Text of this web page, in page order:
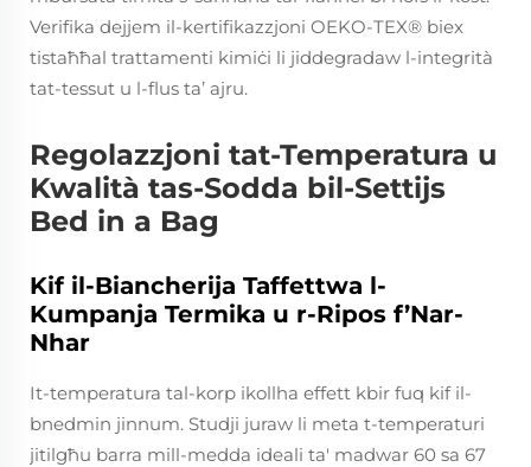
Verifika dejjem il-kertifikazzjoni OEKO-TEX® biex
tistaħħal trattamenti kimiċi li jiddegradaw l-integrità
tat-tessut u l-flus ta’ ajru.
Regolazzjoni tat-Temperatura u
Kwalità tas-Sodda bil-Settijs
Bed in a Bag
Kif il-Biancherija Taffettwa l-
Kumpanja Termika u r-Ripos f’Nar-
Nhar
It-temperatura tal-korp ikollha effett kbir fuq kif il-
bnedmin jinnum. Studji juraw li meta t-temperaturi
jitilgħu barra mill-medda ideali ta' madwar 60 sa 67